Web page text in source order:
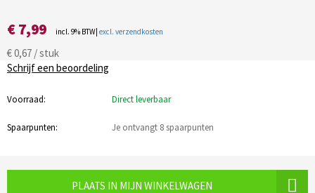
€ 7,99 incl. 9% BTW| excl. verzendkosten
€ 0,67 / stuk
Schrijf een beoordeling
Voorraad: Direct leverbaar
Spaarpunten: Je ontvangt 8 spaarpunten
PLAATS IN MIJN WINKELWAGEN